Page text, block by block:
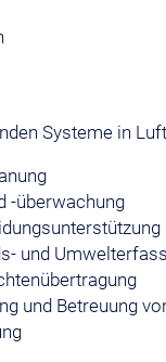
Systeme in
-überwachung
und
und Betreuung